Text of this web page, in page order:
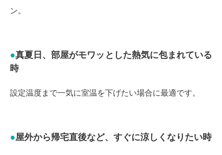
ン。
真夏日、部屋がモワッとした熱気に包まれている
時
設定温度まで一気に室温を下げたい場合に最適です。
屋外から帰宅直後など、すぐに涼しくなりたい時